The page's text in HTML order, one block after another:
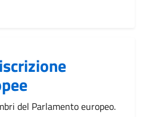
del Parlamento europeo.